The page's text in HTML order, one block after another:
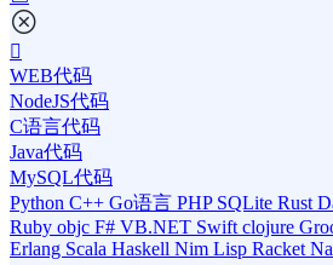
WEB代码
NodeJS代码
C语言代码
Java代码
MySQL代码
Python C++ Go语言 PHP SQLite Rust
Ruby objc F# VB.NET Swift clojure
Erlang Scala Haskell Nim Lisp Racket